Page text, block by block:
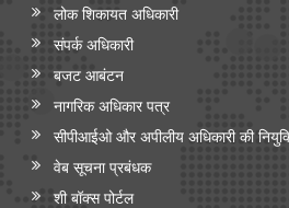
लोक शिकायत अधिकारी
संपर्क अधिकारी
बजट आबंटन
नागरिक अधिकार पत्र
सीपीआईओ और अपी‍लीय अधिकारी की
वेब सूचना प्रबंधक
शी बॉक्स पोर्टल